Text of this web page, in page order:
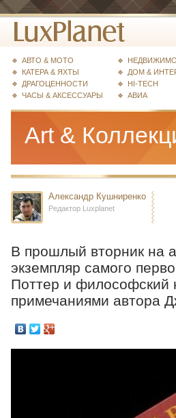
АВТО & МОТО
КАТЕРА & ЯХТЫ
ДРАГОЦЕННОСТИ
ЧАСЫ & АКСЕССУАРЫ
ДОМ &
HI-TECH
АВИА
Art &
Александр Кушниренко
Редактор Luxplanet
В прошлый вторник на
экземпляр самого
Поттер и философский
примечаниями автора